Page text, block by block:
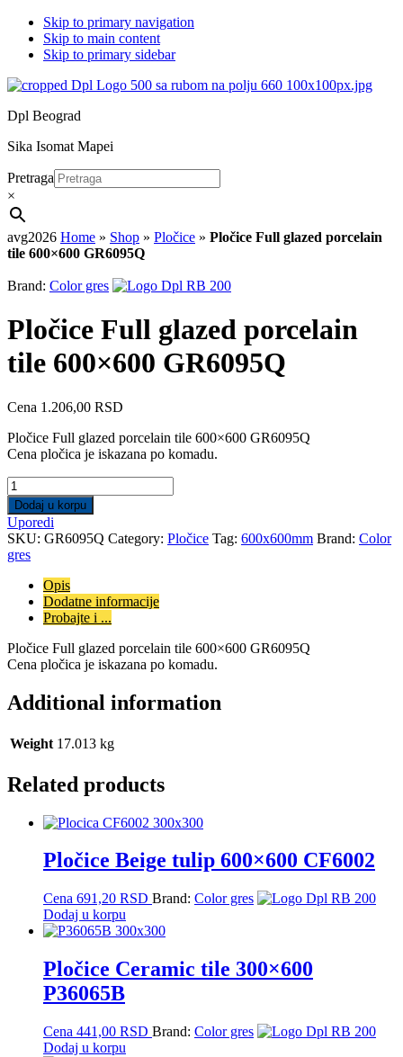
Skip to primary navigation
Skip to main content
Skip to primary sidebar
Dpl Beograd
Sika Isomat Mapei
Pretraga
×
avg2026 Home » Shop » Pločice » Pločice Full glazed porcelain
tile 600×600 GR6095Q
Brand: Color gres
Pločice Full glazed porcelain
tile 600×600 GR6095Q
Cena 1.206,00 RSD
Pločice Full glazed porcelain tile 600×600 GR6095Q
Cena pločica je iskazana po komadu.
Pločice
Full
glazed
porcelain
tile
600x600
GR6095Q
quantity
Dodaj u korpu
Uporedi
SKU: GR6095Q Category: Pločice Tag: 600x600mm Brand: Color
gres
Opis
Dodatne informacije
Probajte i ...
Pločice Full glazed porcelain tile 600×600 GR6095Q
Cena pločica je iskazana po komadu.
Additional information
Weight 17.013 kg
Related products
Pločice Beige tulip 600×600 CF6002
Cena 691,20 RSD Brand: Color gres
Dodaj u korpu
Pločice Ceramic tile 300×600
P36065B
Cena 441,00 RSD Brand: Color gres
Dodaj u korpu